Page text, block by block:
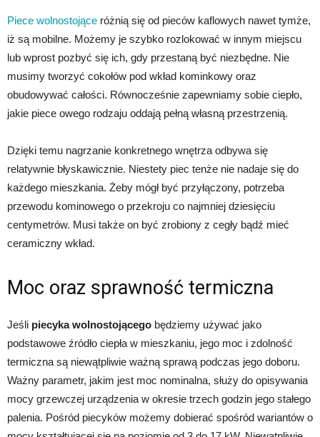
Piece wolnostojące różnią się od pieców kaflowych nawet tymże,
iż są mobilne. Możemy je szybko rozlokować w innym miejscu
lub wprost pozbyć się ich, gdy przestaną być niezbędne. Nie
musimy tworzyć cokołów pod wkład kominkowy oraz
obudowywać całości. Równocześnie zapewniamy sobie ciepło,
jakie piece owego rodzaju oddają pełną własną przestrzenią.
Dzięki temu nagrzanie konkretnego wnętrza odbywa się
relatywnie błyskawicznie. Niestety piec tenże nie nadaje się do
każdego mieszkania. Żeby mógł być przyłączony, potrzeba
przewodu kominowego o przekroju co najmniej dziesięciu
centymetrów. Musi także on być zrobiony z cegły bądź mieć
ceramiczny wkład.
Moc oraz sprawność termiczna
Jeśli piecyka wolnostojącego będziemy używać jako
podstawowe źródło ciepła w mieszkaniu, jego moc i zdolność
termiczna są niewątpliwie ważną sprawą podczas jego doboru.
Ważny parametr, jakim jest moc nominalna, służy do opisywania
mocy grzewczej urządzenia w okresie trzech godzin jego stałego
palenia. Pośród piecyków możemy dobierać spośród wariantów o